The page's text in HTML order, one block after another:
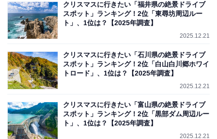
クリスマスに行きたい「福井県の絶景ドライブ
スポット」ランキング！2位「東尋坊周辺ルー
ト」、1位は？【2025年調査】
2025.12.21
クリスマスに行きたい「石川県の絶景ドライブ
スポット」ランキング！2位「白山白川郷ホワイ
トロード」、1位は？【2025年調査】
2025.12.21
クリスマスに行きたい「富山県の絶景ドライブ
スポット」ランキング！2位「黒部ダム周辺ルー
ト」、1位は？【2025年調査】
2025.12.21